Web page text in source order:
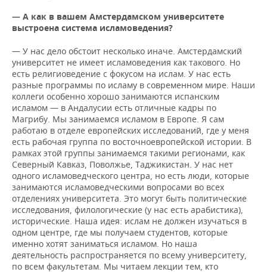
— А как в вашем Амстердамском университете
выстроена система исламоведения?
— У нас дело обстоит несколько иначе. Амстердамский
университет не имеет исламоведения как такового. Но
есть религиоведение с фокусом на ислам. У нас есть
разные программы по исламу в современном мире. Наши
коллеги особенно хорошо занимаются испанским
исламом — в Андалусии есть отличные кадры по
Магрибу. Мы занимаемся исламом в Европе. Я сам
работаю в отделе европейских исследований, где у меня
есть рабочая группа по восточноевропейской истории. В
рамках этой группы занимаемся такими регионами, как
Северный Кавказ, Поволжье, Таджикистан. У нас нет
одного исламоведческого центра, но есть люди, которые
занимаются исламоведческими вопросами во всех
отделениях университета. Это могут быть политические
исследования, филологические (у нас есть арабистика),
исторические. Наша идея: ислам не должен изучаться в
одном центре, где мы получаем студентов, которые
именно хотят заниматься исламом. Но наша
деятельность распространяется по всему университету,
по всем факультетам. Мы читаем лекции тем, кто